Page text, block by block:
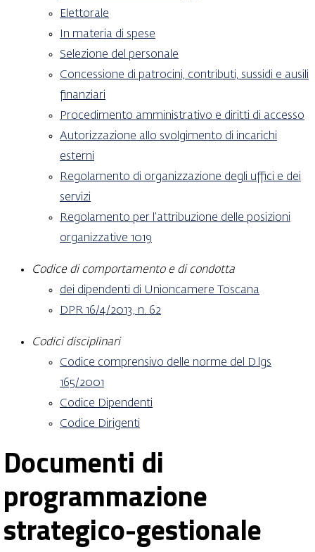
Elettorale
In materia di spese
Selezione del personale
Concessione di patrocini, contributi, sussidi e ausili
finanziari
Procedimento amministrativo e diritti di accesso
Autorizzazione allo svolgimento di incarichi
esterni
Regolamento di organizzazione degli uffici e dei
servizi
Regolamento per l’attribuzione delle posizioni
organizzative 1019
Codice di comportamento e di condotta
dei dipendenti di Unioncamere Toscana
DPR 16/4/2013, n. 62
Codici disciplinari
Codice comprensivo delle norme del D.lgs
165/2001
Codice Dipendenti
Codice Dirigenti
Documenti di
programmazione
strategico-gestionale